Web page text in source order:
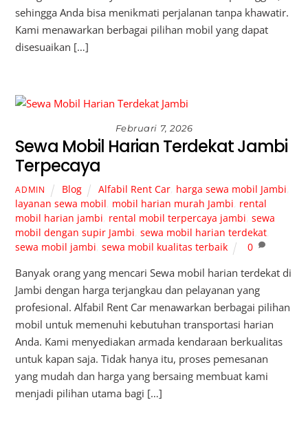
sehingga Anda bisa menikmati perjalanan tanpa khawatir.
Kami menawarkan berbagai pilihan mobil yang dapat
disesuaikan […]
Februari 7, 2026
Sewa Mobil Harian Terdekat Jambi
Terpecaya
ADMIN Blog Alfabil Rent Car, harga sewa mobil Jambi
layanan sewa mobil mobil harian murah Jambi rental
mobil harian jambi rental mobil terpercaya jambi ,sewa
mobil dengan supir Jambi ,sewa mobil harian terdekat
sewa mobil jambi ,sewa mobil kualitas terbaik 0
Banyak orang yang mencari Sewa mobil harian terdekat di
Jambi dengan harga terjangkau dan pelayanan yang
profesional. Alfabil Rent Car menawarkan berbagai pilihan
mobil untuk memenuhi kebutuhan transportasi harian
Anda. Kami menyediakan armada kendaraan berkualitas
untuk kapan saja. Tidak hanya itu, proses pemesanan
yang mudah dan harga yang bersaing membuat kami
menjadi pilihan utama bagi […]